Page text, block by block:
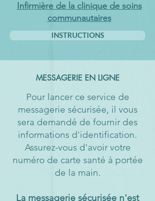
Infirmière de la clinique de soins
communautaires
INSTRUCTIONS
MESSAGERIE EN LIGNE
Pour lancer ce service de
messagerie sécurisée, il vous
sera demandé de fournir des
informations d'identification.
Assurez-vous d'avoir votre
numéro de carte santé à portée
de la main.
La messagerie sécurisée n'est